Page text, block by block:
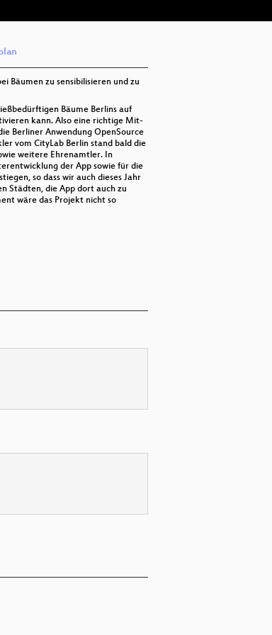
Bäumen zu sensibilisieren und zu
Bäume Berlins auf
kann. Also eine richtige Mit-
Berliner Anwendung OpenSource
vom CityLab Berlin stand bald die
weitere Ehrenamtler. In
der App sowie für die
so dass wir auch dieses Jahr
Städten, die App dort auch zu
wäre das Projekt nicht so